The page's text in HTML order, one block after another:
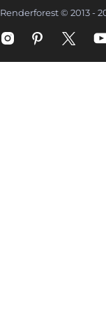
Renderforest © 2013 -